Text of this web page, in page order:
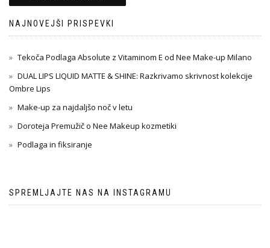
NAJNOVEJŠI PRISPEVKI
Tekoča Podlaga Absolute z Vitaminom E od Nee Make-up Milano
DUAL LIPS LIQUID MATTE & SHINE: Razkrivamo skrivnost kolekcije
Ombre Lips
Make-up za najdaljšo noč v letu
Doroteja Premužič o Nee Makeup kozmetiki
Podlaga in fiksiranje
SPREMLJAJTE NAS NA INSTAGRAMU